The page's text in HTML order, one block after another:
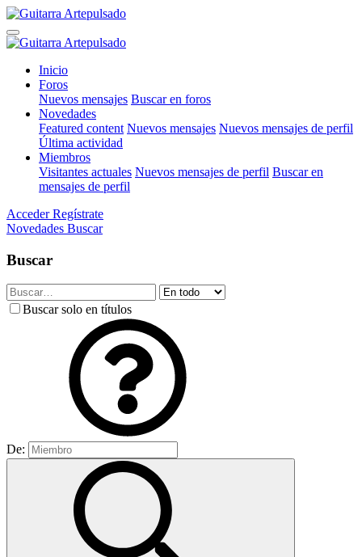
Inicio
Foros
Nuevos mensajes Buscar en foros
Novedades
Featured content Nuevos mensajes Nuevos mensajes de perfil
Última actividad
Miembros
Visitantes actuales Nuevos mensajes de perfil Buscar en
mensajes de perfil
Acceder Regístrate
Novedades Buscar
Buscar
Buscar solo en títulos
De: